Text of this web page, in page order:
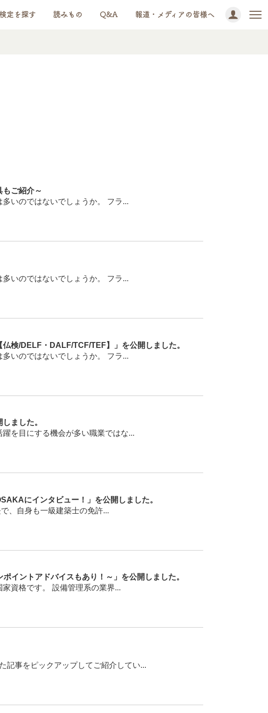
定を探す 読みもの Q&A 報道・メディアの皆様へ
ご紹介～
いのではないでしょうか。 フラ...
いのではないでしょうか。 フラ...
検/DELF・DALF/TCF/TEF】」を公開しました。
いのではないでしょうか。 フラ...
ました。
を目にする機会が多い職業ではな...
にインタビュー！」を公開しました。
、自身も一級建築士の免許...
イントアドバイスもあり！～」を公開しました。
資格です。 設備管理系の業界...
事をピックアップしてご紹介してい...